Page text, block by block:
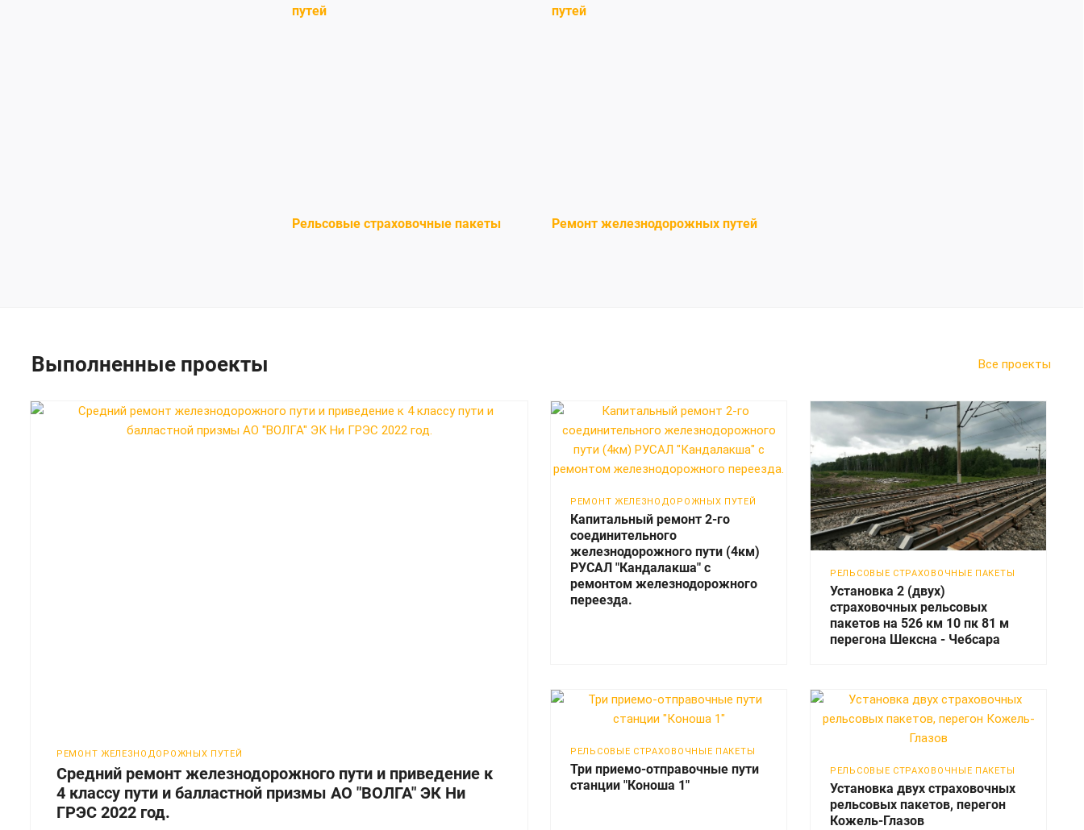
путей
путей
Рельсовые страховочные пакеты Ремонт железнодорожных путей
Все проекты
Выполненные проекты
РЕМОНТ ЖЕЛЕЗНОДОРОЖНЫХ ПУТЕЙ
Средний ремонт железнодорожного пути и приведение к
4 классу пути и балластной призмы АО "ВОЛГА" ЭК Ни
ГРЭС 2022 год.
РЕМОНТ ЖЕЛЕЗНОДОРОЖНЫХ ПУТЕЙ
Капитальный ремонт 2-го
соединительного
железнодорожного пути (4км)
РУСАЛ "Кандалакша" с
ремонтом железнодорожного
переезда.
РЕЛЬСОВЫЕ СТРАХОВОЧНЫЕ ПАКЕТЫ
Установка 2 (двух)
страховочных рельсовых
пакетов на 526 км 10 пк 81 м
перегона Шексна - Чебсара
РЕЛЬСОВЫЕ СТРАХОВОЧНЫЕ ПАКЕТЫ
Три приемо-отправочные пути
станции "Коноша 1"
РЕЛЬСОВЫЕ СТРАХОВОЧНЫЕ ПАКЕТЫ
Установка двух страховочных
рельсовых пакетов, перегон
Кожель-Глазов